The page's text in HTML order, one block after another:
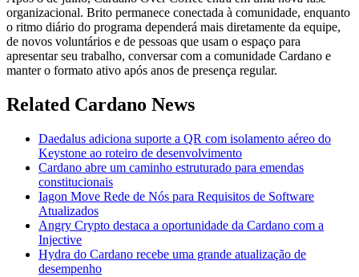
organizacional. Brito permanece conectada à comunidade, enquanto
o ritmo diário do programa dependerá mais diretamente da equipe,
de novos voluntários e de pessoas que usam o espaço para
apresentar seu trabalho, conversar com a comunidade Cardano e
manter o formato ativo após anos de presença regular.
Related Cardano News
Daedalus adiciona suporte a QR com isolamento aéreo do
Keystone ao roteiro de desenvolvimento
Cardano abre um caminho estruturado para emendas
constitucionais
Iagon Move Rede de Nós para Requisitos de Software
Atualizados
Angry Crypto destaca a oportunidade da Cardano com a
Injective
Hydra do Cardano recebe uma grande atualização de
desempenho